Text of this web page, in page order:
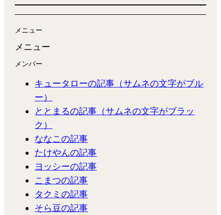
メニュー
メニュー
メンバー
キュータローの記事（サムネの文字がブル
ー）
ととまるの記事（サムネの文字がブラッ
ク）
ななこの記事
たけやんの記事
ヨッシーの記事
こまつの記事
タクミの記事
そら豆の記事